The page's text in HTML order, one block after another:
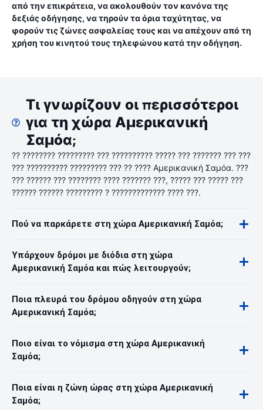
από την επικράτεια, να ακολουθούν τον κανόνα της
δεξιάς οδήγησης, να τηρούν τα όρια ταχύτητας, να
φορούν τις ζώνες ασφαλείας τους και να απέχουν από τη
χρήση του κινητού τους τηλεφώνου κατά την οδήγηση.
Τι γνωρίζουν οι περισσότεροι
για τη χώρα Αμερικανική
Σαμόα;
?? ???????? ????????? ??? ?????????? ????? ??? ??????? ??? ???
??? ?????????? ????????? ??? ?? ???? Αμερικανική Σαμόα. ???
??? ?????? ??? ???????? ???? ??????? ???, ????? ??? ????? ???
?????? ?????? ????????? ? ????????????? ???? ???.
Πού να παρκάρετε στη χώρα Αμερικανική Σαμόα;
Υπάρχουν δρόμοι με διόδια στη χώρα
Αμερικανική Σαμόα και πώς λειτουργούν;
Ποια πλευρά του δρόμου οδηγούν στη χώρα
Αμερικανική Σαμόα;
Ποιο είναι το νόμισμα στη χώρα Αμερικανική
Σαμόα;
Ποια είναι η ζώνη ώρας στη χώρα Αμερικανική
Σαμόα;